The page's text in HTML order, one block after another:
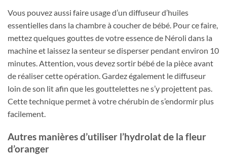
Vous pouvez aussi faire usage d’un diffuseur d’huiles
essentielles dans la chambre à coucher de bébé. Pour ce faire,
mettez quelques gouttes de votre essence de Néroli dans la
machine et laissez la senteur se disperser pendant environ 10
minutes. Attention, vous devez sortir bébé de la pièce avant
de réaliser cette opération. Gardez également le diffuseur
loin de son lit afin que les gouttelettes ne s’y projettent pas.
Cette technique permet à votre chérubin de s’endormir plus
facilement.
Autres manières d’utiliser l’hydrolat de la fleur
d’oranger